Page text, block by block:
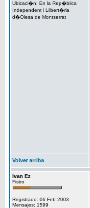
Ubicaci�n: En la Rep�blica
Independent i Llibert�ria
d�Olesa de Montserrat
Volver arriba
Ivan Ez
Fistro
Registrado: 06 Feb 2003
Mensajes: 1599